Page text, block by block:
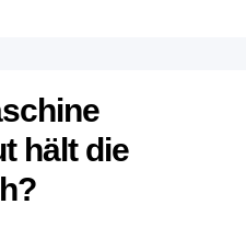
hält die